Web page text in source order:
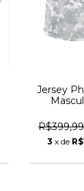
Jersey
R$399,99
3 x de